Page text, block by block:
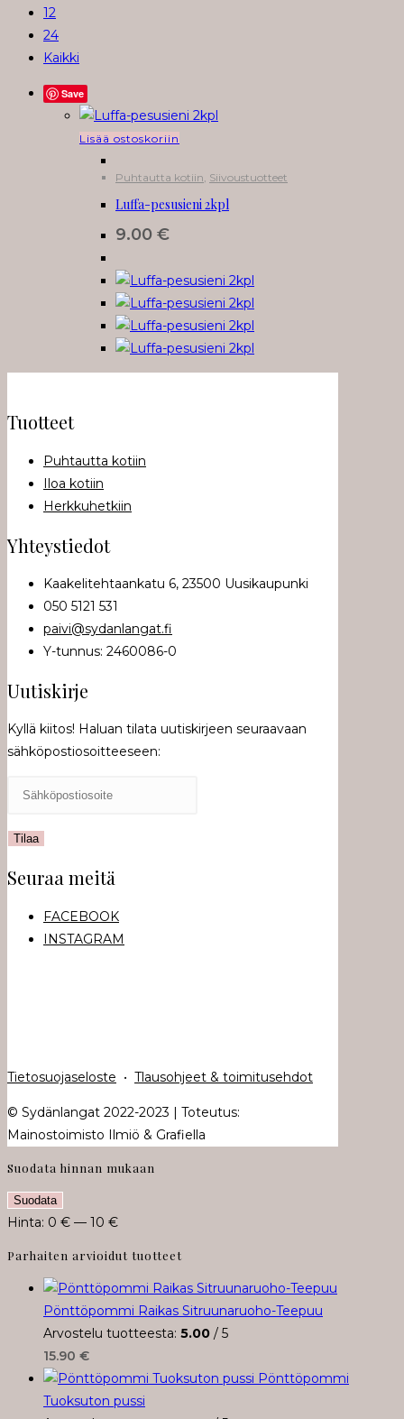
12
24
Kaikki
Save
Lisää ostoskoriin
Puhtautta kotiin Siivoustuotteet
Luffa-pesusieni 2kpl
9.00 €
Tuotteet
Puhtautta kotiin
Iloa kotiin
Herkkuhetkiin
Yhteystiedot
Kaakelitehtaankatu 6, 23500 Uusikaupunki
050 5121 531
paivi@sydanlangat.fi
Y-tunnus: 2460086-0
Uutiskirje
Kyllä kiitos! Haluan tilata uutiskirjeen seuraavaan
sähköpostiosoitteeseen:
Seuraa meitä
FACEBOOK
INSTAGRAM
Tietosuojaseloste • Tlausohjeet & toimitusehdot
© Sydänlangat 2022-2023 | Toteutus:
Mainostoimisto Ilmiö & Grafiella
Suodata hinnan mukaan
Minimihinta
Maksimihinta
Suodata
Hinta: 0 € — 10 €
Parhaiten arvioidut tuotteet
Pönttöpommi Raikas Sitruunaruoho-Teepuu
Arvostelu tuotteesta: 5.00 / 5
15.90 €
Pönttöpommi
Tuoksuton pussi